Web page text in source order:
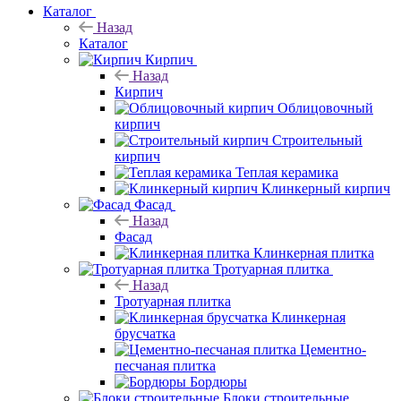
Каталог
Назад
Каталог
Кирпич
Назад
Кирпич
Облицовочный
кирпич
Строительный
кирпич
Теплая керамика
Клинкерный кирпич
Фасад
Назад
Фасад
Клинкерная плитка
Тротуарная плитка
Назад
Тротуарная плитка
Клинкерная
брусчатка
Цементно-
песчаная плитка
Бордюры
Блоки строительные